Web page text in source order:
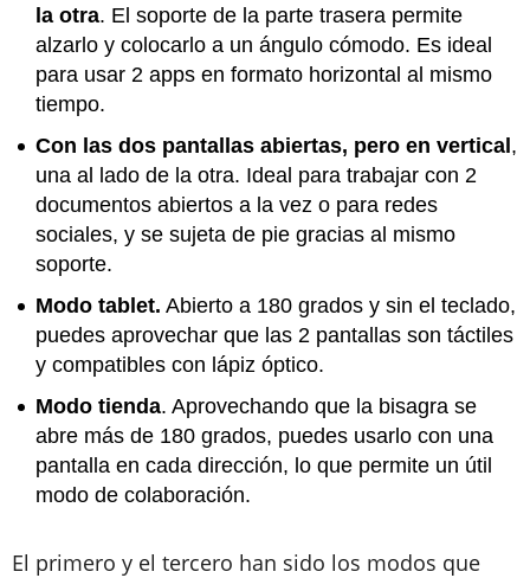
la otra. El soporte de la parte trasera permite
alzarlo y colocarlo a un ángulo cómodo. Es ideal
para usar 2 apps en formato horizontal al mismo
tiempo.
Con las dos pantallas abiertas, pero en vertical,
una al lado de la otra. Ideal para trabajar con 2
documentos abiertos a la vez o para redes
sociales, y se sujeta de pie gracias al mismo
soporte.
Modo tablet. Abierto a 180 grados y sin el teclado,
puedes aprovechar que las 2 pantallas son táctiles
y compatibles con lápiz óptico.
Modo tienda. Aprovechando que la bisagra se
abre más de 180 grados, puedes usarlo con una
pantalla en cada dirección, lo que permite un útil
modo de colaboración.
El primero y el tercero han sido los modos que